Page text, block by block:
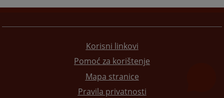
Korisni linkovi
Pomoć za korištenje
Mapa stranice
Pravila privatnosti